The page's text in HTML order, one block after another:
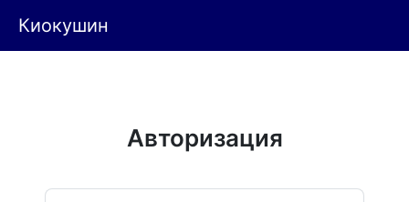
Киокушин
Авторизация